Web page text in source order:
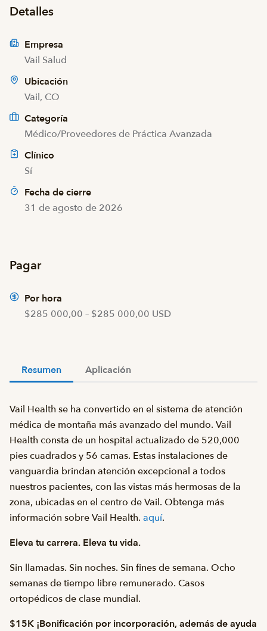
Detalles
Empresa
Vail Salud
Ubicación
Vail, CO
Categoría
Médico/Proveedores de Práctica Avanzada
Clínico
Sí
Fecha de cierre
31 de agosto de 2026
Pagar
Por hora
$285 000,00 – $285 000,00 USD
Resumen Aplicación
Vail Health se ha convertido en el sistema de atención
médica de montaña más avanzado del mundo. Vail
Health consta de un hospital actualizado de 520,000
pies cuadrados y 56 camas. Estas instalaciones de
vanguardia brindan atención excepcional a todos
nuestros pacientes, con las vistas más hermosas de la
zona, ubicadas en el centro de Vail. Obtenga más
información sobre Vail Health. aquí.
Eleva tu carrera. Eleva tu vida.
Sin llamadas. Sin noches. Sin fines de semana. Ocho
semanas de tiempo libre remunerado. Casos
ortopédicos de clase mundial.
$15K ¡Bonificación por incorporación, además de ayuda